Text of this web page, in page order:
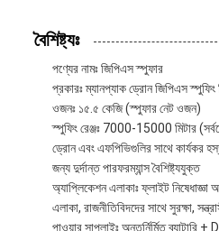
বৈশিষ্ট্যঃ
পণ্যের নামঃ জিপিএস স্পুফার
প্রকারঃ ম্যানপ্যাক ড্রোন জিপিএস স্পুফিং
ওজনঃ ১৫.৫ কেজি (স্পুফার নেট ওজন)
স্পুফিং রেঞ্জঃ 7000-15000 মিটার
ড্রোন এবং এফপিভিগুলির সাথে কার্যকর
জন্য দুর্দান্ত পারফরম্যান্স বৈশিষ্ট্যযুক্ত
অ্যাপ্লিকেশন এলাকাঃ ফ্লাইট নিষেধাজ্ঞা
এলাকা, রাজনীতিবিদদের সাথে সুরক্ষা,
পাওয়ার সাপ্লাইঃ অন্তর্নির্মিত ব্যাটারি